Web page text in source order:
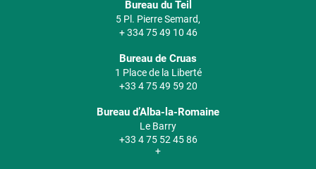
Bureau du Teil
5 Pl. Pierre Semard,
+ 334 75 49 10 46
Bureau de Cruas
1 Place de la Liberté
+33 4 75 49 59 20
Bureau d’Alba-la-Romaine
Le Barry
+33 4 75 52 45 86
+